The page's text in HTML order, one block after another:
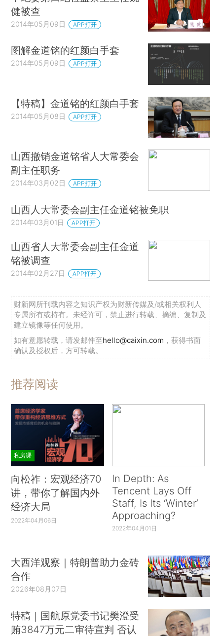
健被查
2014年05月09日 APP打开
图解金道铭的红颜白手套
2014年05月09日 APP打开
【特稿】金道铭的红颜白手套
2014年05月08日 APP打开
山西撤销金道铭省人大常委会
副主任职务
2014年03月02日 APP打开
山西人大常委会副主任金道铭被免职
2014年03月01日 APP打开
山西省人大常委会副主任金道
铭被调查
2014年02月27日 APP打开
财新网所刊载内容之知识产权为财新传媒及/或相关权利人
专属所有或持有。未经许可，禁止进行转载、摘编、复制及
建立镜像等任何使用。
如有意愿转载，请发邮件至hello@caixin.com ，获得书面
确认及授权后，方可转载。
推荐阅读
私房课
向松祚：宏观经济70
讲，带你了解国内外
经济大局
2022年04月06日
In Depth: As
Tencent Lays Off
Staff, Is Its ‘Winter’
Approaching?
2022年04月01日
大西洋观察｜特朗普助力金砖
合作
2026年08月07日
特稿｜国航原党委书记樊澄受
贿3847万元二审待宣判 否认